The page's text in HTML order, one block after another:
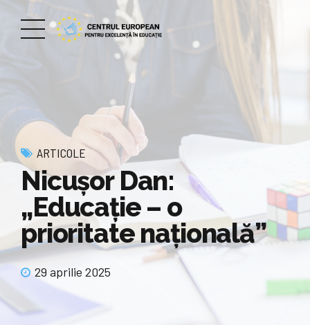
ARTICOLE
Nicușor Dan:
„Educație – o
prioritate națională”
29 aprilie 2025